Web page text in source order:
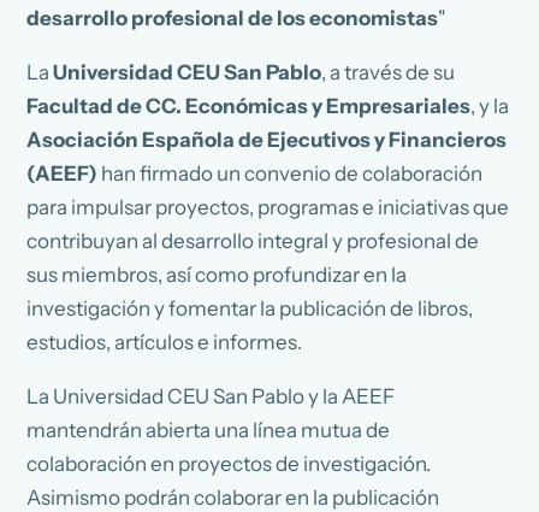
desarrollo profesional de los economistas"
LaUniversidad CEU San Pablo, a través de su
Facultad de CC. Económicas y Empresariales, y la
Asociación Española de Ejecutivos y Financieros
(AEEF) han firmado un convenio de colaboración
para impulsar proyectos, programas e iniciativas que
contribuyan al desarrollo integral y profesional de
sus miembros, así como profundizar en la
investigación y fomentar la publicación de libros,
estudios, artículos e informes.
La Universidad CEU San Pablo y la AEEF
mantendrán abierta una línea mutua de
colaboración en proyectos de investigación.
Asimismo podrán colaborar en la publicación